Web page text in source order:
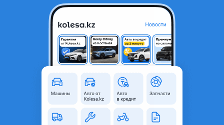
Mitsubishi Outlander 2007 года
Объявление находится в архиве и может быть